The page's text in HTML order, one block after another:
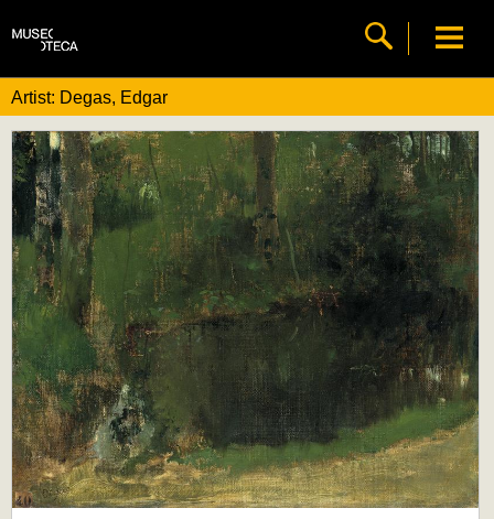
Artist: Degas, Edgar